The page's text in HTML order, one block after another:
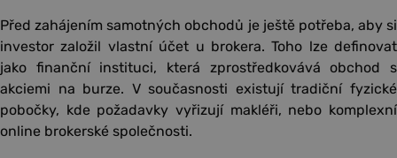
Před zahájením samotných obchodů je ještě potřeba, aby si
investor založil vlastní účet u brokera. Toho lze definovat
jako finanční instituci, která zprostředkovává obchod s
akciemi na burze. V současnosti existují tradiční fyzické
pobočky, kde požadavky vyřizují makléři, nebo komplexní
online brokerské společnosti.